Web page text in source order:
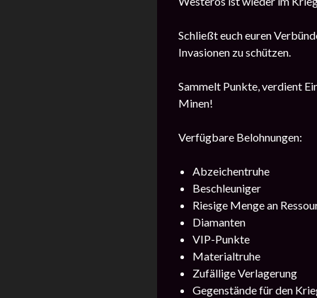
Schließt euch euren
Invasionen zu schützen.
Sammelt Punkte, verdient
Minen!
Verfügbare Belohnungen:
Abzeichentruhe
Beschleuniger
Riesige Menge an
Diamanten
VIP-Punkte
Materialtruhe
Zufällige Verlagerung
Gegenstände für den